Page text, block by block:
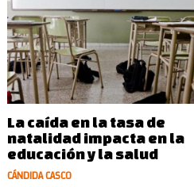
La caída en la tasa de
natalidad impacta en la
educación y la salud
CÁNDIDA CASCO